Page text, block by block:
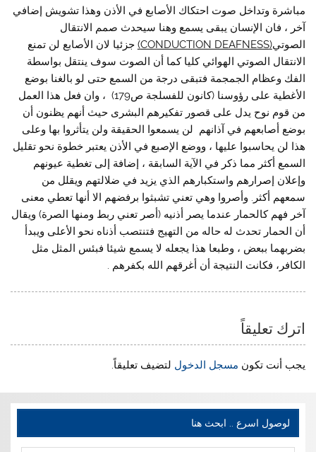
مباشرة وتداخل صوت احتكاك الأصابع في الأذن وهذا تشويش إضافي
آخر ، فان الإنسان يبقى يسمع وهنا سيحدث صمم الانتقال
الصوتي(
CONDUCTION DEAFNESS
) جزئيا لان الأصابع لن تمنع
الانتقال الصوتي الهوائي كليا كما أن الصوت سوف ينتقل بواسطة
الفك وعظام الجمجمة فتبقى درجة من السمع حتى لو بالغنا بوضع
الأغطية على رؤوسنا (كانون للفسلجة ص179) ، وان فعل هذا العمل
من قوم نوح يدل على قصور تفكيرهم البشرى حيث أنهم يظنون أن
بوضع أصابعهم في آذانهم لن يسمعوا الحقيقة ولن يتأثروا بها وعلى
هذا لن يحاسبوا عليها ، ووضع الإصبع في الأذن يعتبر خطوة نحو تقليل
السمع أكثر مما ذكر في الآية السابقة ، إضافة إلى تغطية عيونهم
وإعلان إصرارهم واستكبارهم الذي يزيد في ضلالتهم ويقلل من
سمعهم أكثر. وأصروا وهي تعني تشبثوا برفضهم الا أنها تعطي معنى
آخر فهم كالحمار عندما يصر أذنيه (أصر تعني ربط ومنها الصرة) ويقال
أن الحمار تحدث له حاله من التهيج فتنتصب أذناه نحو الأعلى ويبدأ
بضربهما ببعض ، وطبعا هذا يجعله لا يسمع شيئا فبئس المثل مثل
الكافر، فكانت النتيجة أن أغرقهم الله بكفرهم .
اترك تعليقاً
يجب أنت تكون مسجل الدخول لتضيف تعليقاً.
لوصول اسرع .. ابحث هنا